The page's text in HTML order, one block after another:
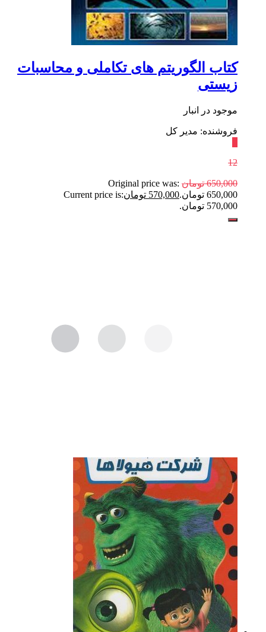
کتاب الگوریتم های تکاملی و محاسبات
زیستی
موجود در انبار
فروشنده: مدیر کل
12
650,000 تومان Original price was:
650,000 تومان.
570,000 تومانCurrent price is:
570,000 تومان.